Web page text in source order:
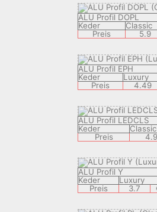
ALU Profil DOPL
Keder
Classic
Preis
5.9
ALU Profil EPH
Keder
Luxury
Preis
4.49
ALU Profil LEDCLS
Keder
Classic
Preis
4.9
ALU Profil Y
Keder
Luxury
Preis
3.7